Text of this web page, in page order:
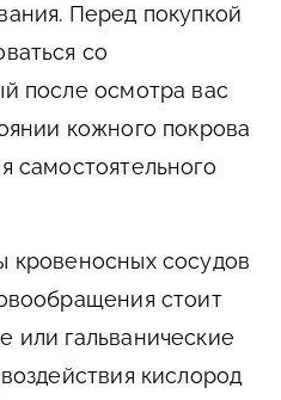
Перед покупкой
со
после осмотра вас
кожного покрова
самостоятельного
кровеносных сосудов
стоит
или гальванические
кислород